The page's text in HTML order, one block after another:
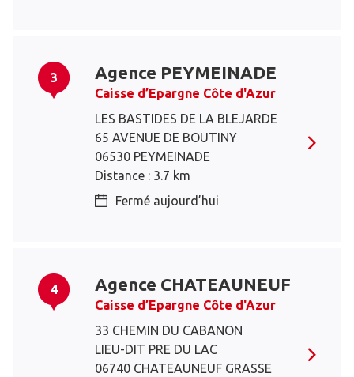
3 Agence PEYMEINADE
Caisse d’Epargne Côte d'Azur
LES BASTIDES DE LA BLEJARDE
65 AVENUE DE BOUTINY
06530 PEYMEINADE
Distance : 3.7 km
Fermé aujourd’hui
4 Agence CHATEAUNEUF
Caisse d’Epargne Côte d'Azur
33 CHEMIN DU CABANON
LIEU-DIT PRE DU LAC
06740 CHATEAUNEUF GRASSE